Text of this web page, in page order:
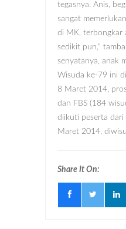
tegasnya. Anis,
sangat
di MK, terbongkar
sedikit pun,"
senyatanya, anak
Wisuda ke-79 ini
8 Maret 2014,
dan FBS (184
diikuti peserta dari
Maret 2014,
Share It On: